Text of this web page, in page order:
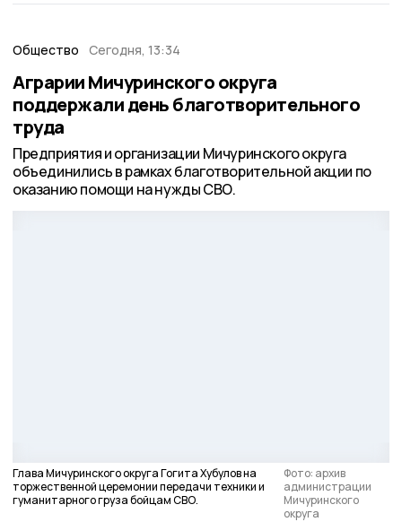
Общество Сегодня, 13:34
Аграрии Мичуринского округа
поддержали день благотворительного
труда
Предприятия и организации Мичуринского округа
объединились в рамках благотворительной акции по
оказанию помощи на нужды СВО.
Глава Мичуринского округа Гогита Хубулов на
торжественной церемонии передачи техники и
гуманитарного груза бойцам СВО.
Фото: архив
администрации
Мичуринского
округа